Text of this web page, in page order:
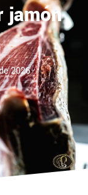
jamón
2026